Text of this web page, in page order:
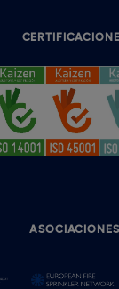
ASOCIACIONES